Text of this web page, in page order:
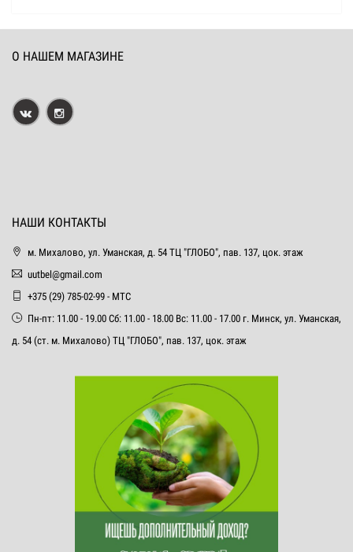
О НАШЕМ МАГАЗИНЕ
НАШИ КОНТАКТЫ
м. Михалово, ул. Уманская, д. 54 ТЦ "ГЛОБО", пав. 137, цок. этаж
uutbel@gmail.com
+375 (29) 785-02-99 - МТС
Пн-пт: 11.00 - 19.00 Сб: 11.00 - 18.00 Вс: 11.00 - 17.00 г. Минск, ул. Уманская,
д. 54 (ст. м. Михалово) ТЦ "ГЛОБО", пав. 137, цок. этаж